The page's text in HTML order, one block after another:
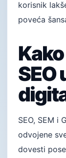
korisnik
poveća
SEO
SEO, SEM i
odvojene
dovesti